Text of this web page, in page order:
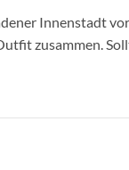
Innenstadt
zusammen.